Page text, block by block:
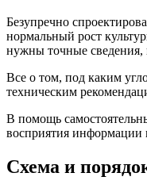
Безупречно
нормальный рост
нужны точные сведения,
Все о том, под каким
техническим
В помощь
восприятия информации
Схема и